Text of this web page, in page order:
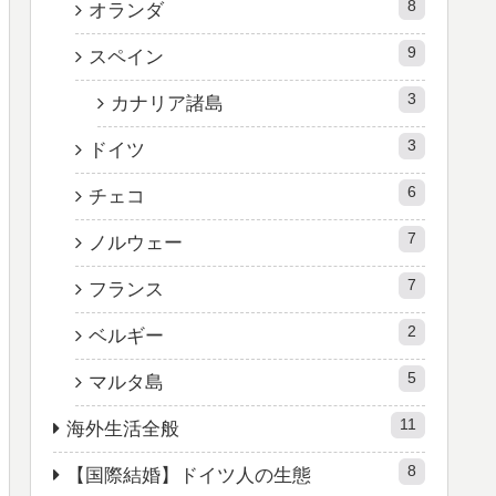
オランダ 8
スペイン 9
カナリア諸島 3
ドイツ 3
チェコ 6
ノルウェー 7
フランス 7
ベルギー 2
マルタ島 5
海外生活全般 11
【国際結婚】ドイツ人の生態 8